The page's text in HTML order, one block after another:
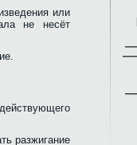
или
не несёт
разжигание